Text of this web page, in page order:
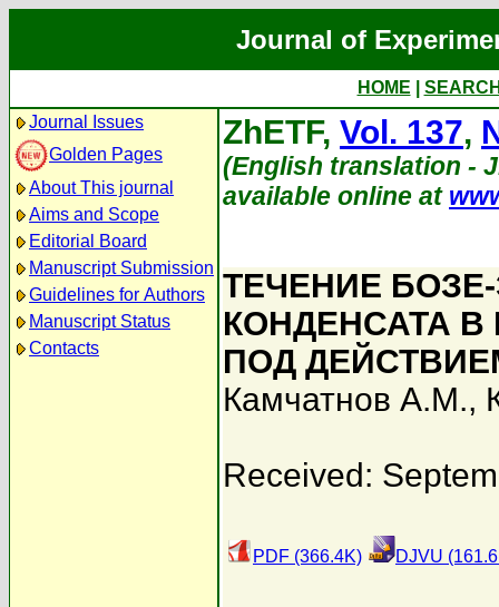
Journal of
HOME
Journal Issues
Golden Pages
About This journal
Aims and Scope
Editorial Board
Manuscript Submission
Guidelines for Authors
Manuscript Status
Contacts
ZhETF, Vol. 137,
(English translation -
available online at
ТЕЧЕНИЕ
КОНДЕНСАТА
ПОД
Камчатнов А.М.,
Received:
PDF (366.4K) DJVU